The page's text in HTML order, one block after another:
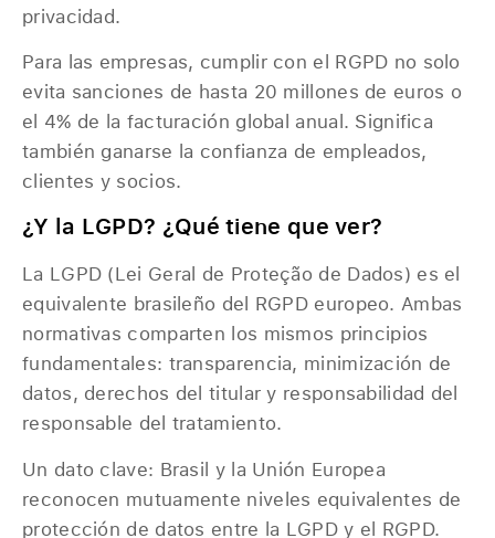
privacidad.
Para las empresas, cumplir con el RGPD no solo
evita sanciones de hasta 20 millones de euros o
el 4% de la facturación global anual. Significa
también ganarse la confianza de empleados,
clientes y socios.
¿Y la LGPD? ¿Qué tiene que ver?
La LGPD (Lei Geral de Proteção de Dados) es el
equivalente brasileño del RGPD europeo. Ambas
normativas comparten los mismos principios
fundamentales: transparencia, minimización de
datos, derechos del titular y responsabilidad del
responsable del tratamiento.
Un dato clave: Brasil y la Unión Europea
reconocen mutuamente niveles equivalentes de
protección de datos entre la LGPD y el RGPD.